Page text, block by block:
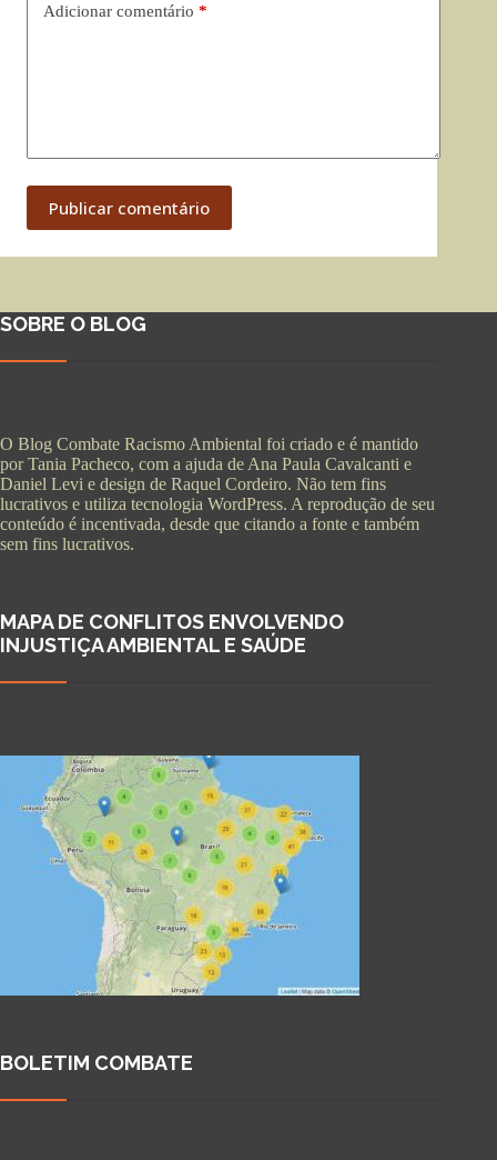
Adicionar comentário *
Publicar comentário
SOBRE O BLOG
O Blog Combate Racismo Ambiental foi criado e é mantido
por Tania Pacheco, com a ajuda de Ana Paula Cavalcanti e
Daniel Levi e design de Raquel Cordeiro. Não tem fins
lucrativos e utiliza tecnologia WordPress. A reprodução de seu
conteúdo é incentivada, desde que citando a fonte e também
sem fins lucrativos.
MAPA DE CONFLITOS ENVOLVENDO
INJUSTIÇA AMBIENTAL E SAÚDE
BOLETIM COMBATE